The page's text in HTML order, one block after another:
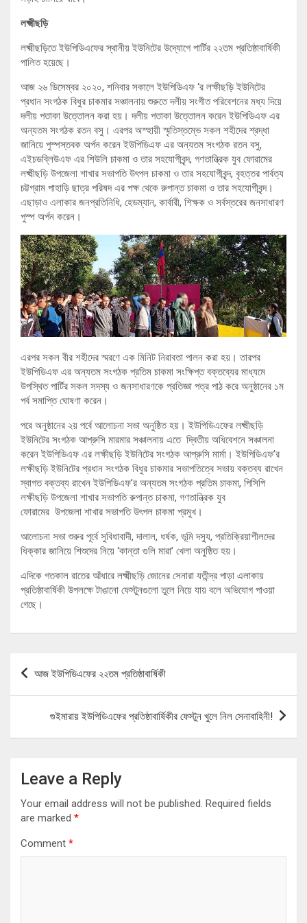
লক্ষ্মীছড়ি
লক্ষ্মীছড়িতে ইউপিডিএফের স্থানীয় ইউনিটের উদ্যোগে পার্টির ২২তম প্রতিষ্ঠাবার্ষিকী
পালিত হয়েছে।
আজ ২৬ ডিসেম্বর ২০২০, শনিবার সকালে ইউপিডিএফ ‘র লক্ষীছড়ি ইউনিটের
প্রধান সংগঠক বিধুর চাকমার সঞ্চালনায় শুরুতে দলীয় সংগীত পরিবেশনের মধ্য দিয়ে
দলীয় পতাকা উত্তোলন করা হয়। দলীয় পতাকা উত্তোলন করেন ইউপিডিএফ এর
অন্যতম সংগঠক রতন বসু। এরপর অস্হায়ী স্মৃতিস্তম্ভে সকল শহীদের শ্রদ্ধা
জানিয়ে পুস্পস্তবক অর্পন করেন ইউপিডিএফ এর অন্যতম সংগঠক রতন বসু,
এইচডব্লিউএফ এর শিউলি চাকমা ও তার সহযোগীবৃন্দ, গণতান্ত্রিক যুব ফোরামের
লক্ষ্মীছড়ি উপজেলা শাখার সভাপতি উৎপল চাকমা ও তার সহযোগীবৃন্দ, বৃহত্তর পার্বত্য
চট্টগ্রাম পাহাড়ি ছাত্র পরিষদ এর পক্ষ থেকে রুপান্ত চাকমা ও তার সহযোগীবৃন্দ।
এছাড়াও এলাকার জনপ্রতিনিধি, হেডম্যান, কার্বারী, শিক্ষক ও সর্বস্তরের জনসাধারণ
পুস্প অর্পন করেন।
এরপর সকল বীর শহীদের স্মরণে এক মিনিট নিরাবতা পালন করা হয়। তারপর
ইউপিডিএফ এর অন্যতম সংগঠক প্রতিম চাকমা সংক্ষিপ্ত বক্তব্যের মাধ্যমে
উপস্থিত পার্টির সকল সদস্য ও জনসাধারণকে প্রতিজ্ঞা পত্র পাঠ করে অনুষ্ঠানের ১ম
পর্ব সমাপ্তি ঘোষণা করেন।
পরে অনুষ্ঠানের ২য় পর্বে আলোচনা সভা অনুষ্ঠিত হয়। ইউপিডিএফের লক্ষ্মীছড়ি
ইউনিটের সংগঠক আপ্রুসি মারমার সঞ্চালনায় এতে দ্বিতীয় অধিবেশনে সঞ্চালনা
করেন ইউপিডিএফ এর লক্ষীছড়ি ইউনিটের সংগঠক আপ্রুসি মার্মা। ইউপিডিএফ’র
লক্ষীছড়ি ইউনিটের প্রধান সংগঠক বিধুর চাকমার সভাপতিত্বে সভায় বক্তব্য রাখেন
স্বাগত বক্তব্য রাখেন ইউপিডিএফ’র অন্যতম সংগঠক প্রতিম চাকমা, পিসিপি
লক্ষীছড়ি উপজেলা শাখার সভাপতি রুপান্ত চাকমা, গণতান্ত্রিক যুব
ফোরামের উপজেলা শাখার সভাপতি উৎপল চাকমা প্রমুখ।
আলোচনা সভা শুরুর পূর্বে সুবিধাবাদী, দালাল, ধর্ষক, ভূমি দস্যু, প্রতিক্রিয়াশীলদের
ধিক্কার জানিয়ে শিশুদের নিয়ে ‘কান্তা গুলি মারা’ খেলা অনুষ্ঠিত হয়।
এদিকে গতকাল রাতের আঁধারে লক্ষ্মীছড়ি জোনের সেনারা যতীন্দ্র পাড়া এলাকায়
প্রতিষ্ঠাবার্ষিকী উপলক্ষে টাঙানো ফেস্টুনগুলো তুলে নিয়ে যায় বলে অভিযোগ পাওয়া
গেছে।
Post
navigation
আজ ইউপিডিএফের ২২তম প্রতিষ্ঠাবার্ষিকী
গুইমারায় ইউপিডিএফের প্রতিষ্ঠাবার্ষিকীর ফেস্টুন খুলে নিল সেনাবাহিনী!
Leave a Reply
Your email address will not be published. Required fields
are marked *
Comment *